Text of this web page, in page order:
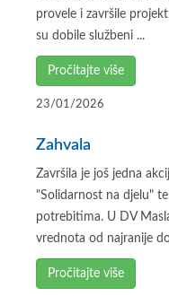
provele i završile
su dobile službeni ...
Pročitajte više
23/01/2026
Zahvala
Završila je još jedna
"Solidarnost na djelu"
potrebitima. U DV
vrednota od najranije
Pročitajte više